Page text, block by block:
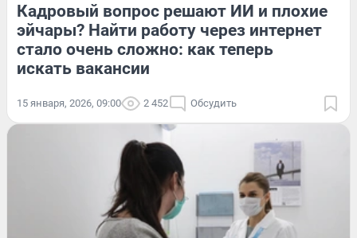
Кадровый вопрос решают ИИ и плохие
эйчары? Найти работу через интернет
стало очень сложно: как теперь
искать вакансии
15 января, 2026, 09:00 2 452 Обсудить